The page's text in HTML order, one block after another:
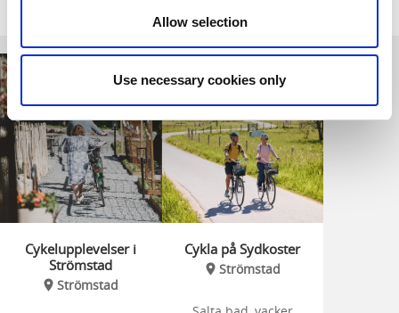
Allow selection
Use necessary cookies only
Cykelupplevelser i
Strömstad
Strömstad
Cykla på Sydkoster
Strömstad